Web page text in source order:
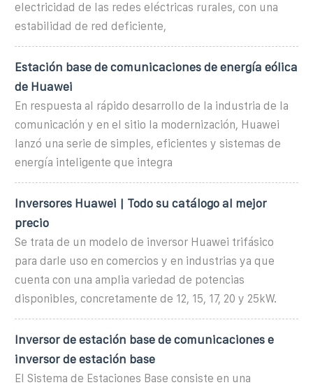
electricidad de las redes eléctricas rurales, con una
estabilidad de red deficiente,
Estación base de comunicaciones de energía eólica
de Huawei
En respuesta al rápido desarrollo de la industria de la
comunicación y en el sitio la modernización, Huawei
lanzó una serie de simples, eficientes y sistemas de
energía inteligente que integra
Inversores Huawei | Todo su catálogo al mejor
precio
Se trata de un modelo de inversor Huawei trifásico
para darle uso en comercios y en industrias ya que
cuenta con una amplia variedad de potencias
disponibles, concretamente de 12, 15, 17, 20 y 25kW.
Inversor de estación base de comunicaciones e
inversor de estación base
El Sistema de Estaciones Base consiste en una